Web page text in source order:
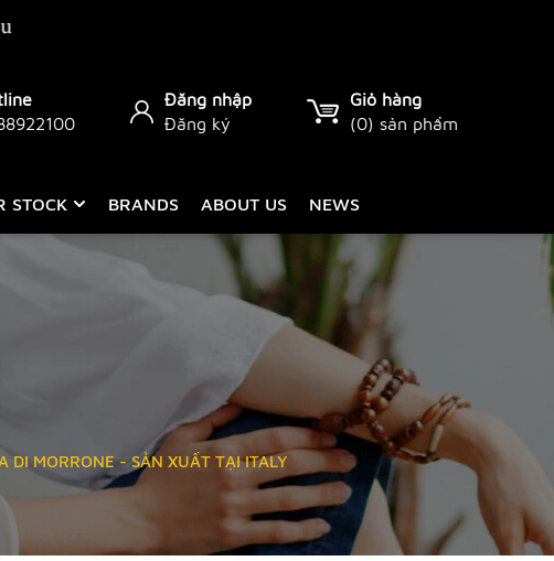
Đăng nhập
Đăng ký
Giỏ hàng
(0) sản phẩm
STOCK BRANDS ABOUT US NEWS
DI MORRONE - SẢN XUẤT TẠI ITALY